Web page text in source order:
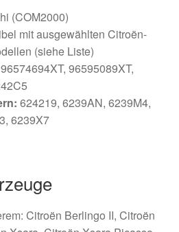
(COM2000)
mit ausgewählten Citroën-
(siehe Liste)
96574694XT, 96595089XT,
624219, 6239AN, 6239M4,
6239X7
Citroën Berlingo II, Citroën